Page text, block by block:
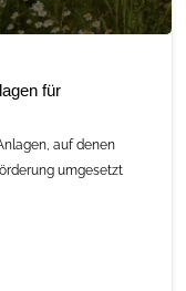
für
auf denen
umgesetzt